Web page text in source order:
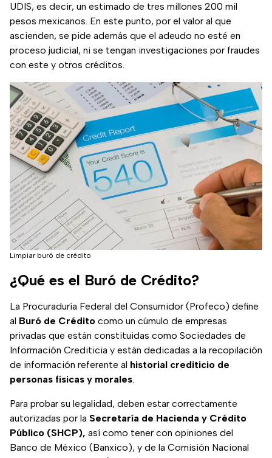
UDIS, es decir, un estimado de tres millones 200 mil
pesos mexicanos. En este punto, por el valor al que
ascienden, se pide además que el adeudo no esté en
proceso judicial, ni se tengan investigaciones por fraudes
con este y otros créditos.
Limpiar buró de crédito
¿Qué es el Buró de Crédito?
La Procuraduría Federal del Consumidor (Profeco) define
al Buró de Crédito como un cúmulo de empresas
privadas que están constituidas como Sociedades de
Información Crediticia y están dedicadas a la recopilación
de información referente al historial crediticio de
personas físicas y morales.
Para probar su legalidad, deben estar correctamente
autorizadas por la Secretaría de Hacienda y Crédito
Público (SHCP), así como tener con opiniones del
Banco de México (Banxico), y de la Comisión Nacional